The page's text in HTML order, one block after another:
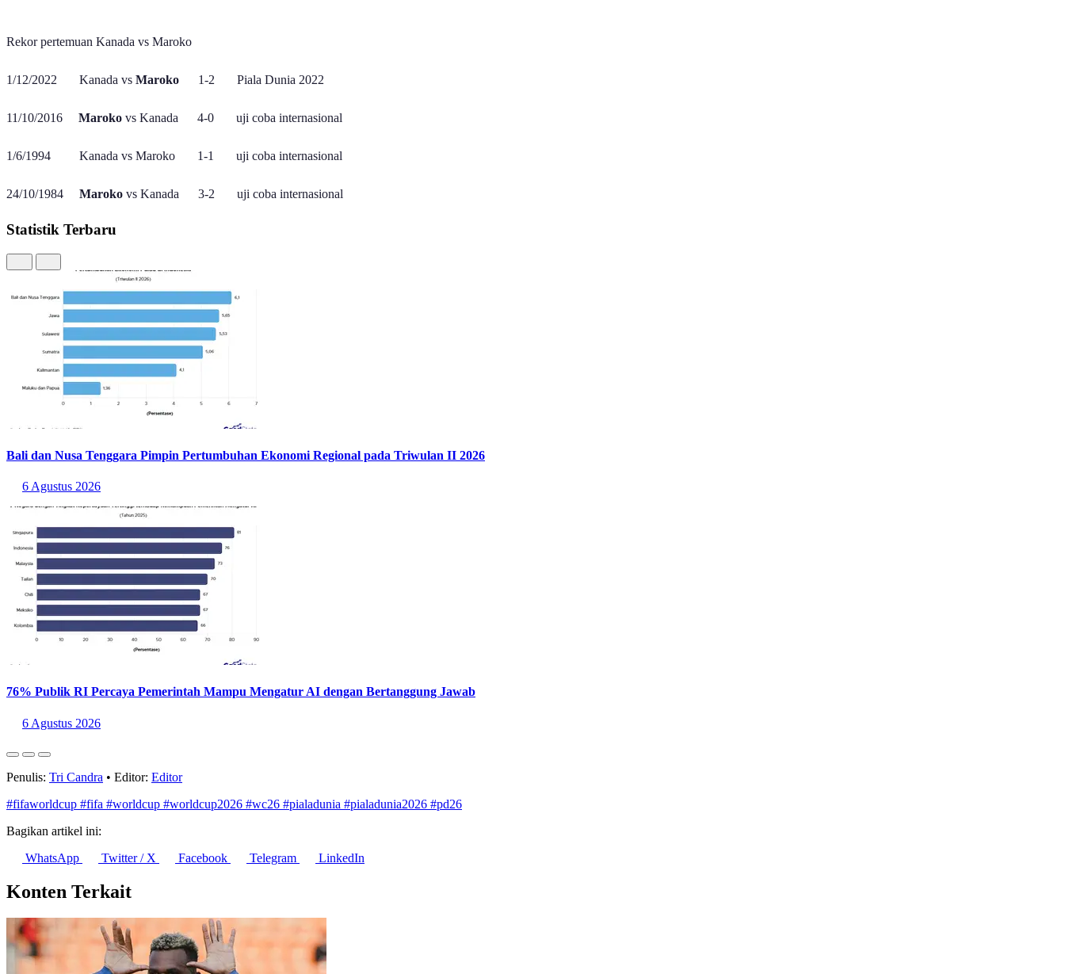
Rekor pertemuan Kanada vs Maroko
1/12/2022 Kanada vs Maroko 1-2 Piala Dunia 2022
11/10/2016 Maroko vs Kanada 4-0 uji coba internasional
1/6/1994 Kanada vs Maroko 1-1 uji coba internasional
24/10/1984 Maroko vs Kanada 3-2 uji coba internasional
Statistik Terbaru
Bali dan Nusa Tenggara Pimpin Pertumbuhan Ekonomi Regional pada Triwulan II 2026
6 Agustus 2026
76% Publik RI Percaya Pemerintah Mampu Mengatur AI dengan Bertanggung Jawab
6 Agustus 2026
Penulis: Tri Candra • Editor: Editor
#fifaworldcup #fifa #worldcup #worldcup2026 #wc26 #pialadunia #pialadunia2026 #pd26
Bagikan artikel ini:
WhatsApp
Twitter / X Facebook Telegram LinkedIn
Konten Terkait